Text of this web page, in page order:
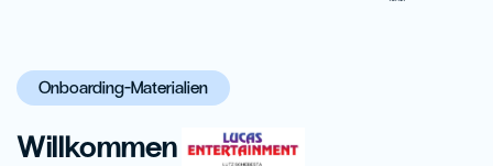
Onboarding-Materialien
Willkommen